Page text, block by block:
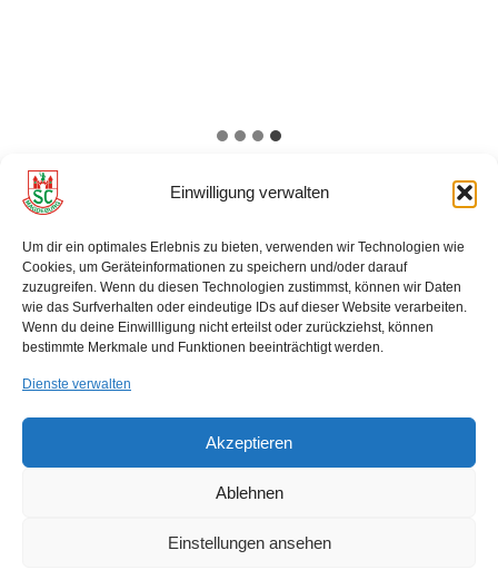
Einwilligung verwalten
Um dir ein optimales Erlebnis zu bieten, verwenden wir Technologien wie
Cookies, um Geräteinformationen zu speichern und/oder darauf
zuzugreifen. Wenn du diesen Technologien zustimmst, können wir Daten
wie das Surfverhalten oder eindeutige IDs auf dieser Website verarbeiten.
Wenn du deine Einwillligung nicht erteilst oder zurückziehst, können
bestimmte Merkmale und Funktionen beeinträchtigt werden.
Dienste verwalten
Akzeptieren
Ablehnen
Einstellungen ansehen
Startseite SCM Schwimmen
Datenschutzerklärung
Impressum
Cookie-Richtlinie (EU)